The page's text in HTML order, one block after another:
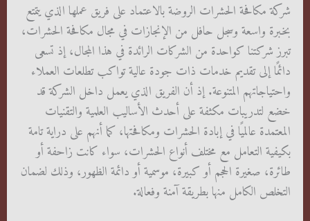
شركة مكافحة الحشرات الروضة بالاعتماد على فريق عملها الذي يتمتع
بخبرة واسعة وسجل حافل من الإنجازات في مجال مكافحة الحشرات،
تبرز شركتنا كواحدة من الشركات الرائدة في هذا المجال، إذ تسعى
دائمًا إلى تقديم خدمات ذات جودة عالية تواكب تطلعات العملاء
واحتياجاتهم المتنوعة. إذ أن الفريق الذي يعمل داخل الشركة قد
خضع لتدريبات مكثفة على أحدث الأساليب العلمية والتقنيات
المعتمدة عالميًا في إبادة الحشرات ومكافحتها، كما أنهم على دراية تامة
بكيفية التعامل مع مختلف أنواع الحشرات، سواء كانت زاحفة أو
طائرة، صغيرة الحجم أو كبيرة، موسمية أو دائمة الظهور، وذلك لضمان
التخلص الكامل منها بطريقة آمنة وفعالة.